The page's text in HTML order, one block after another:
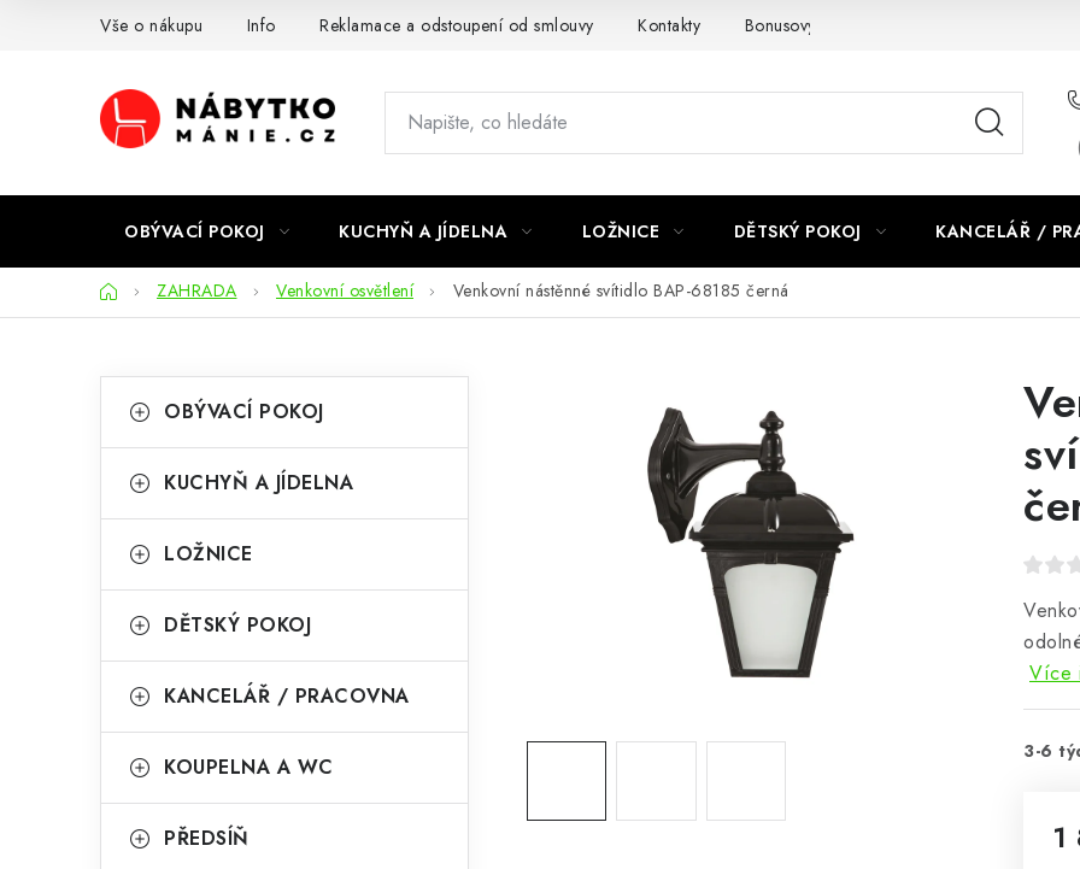
Vše o nákupu Info Reklamace a odstoupení od smlouvy Kontakty Bonusový program NBM+
OBÝVACÍ POKOJ KUCHYŇ A JÍDELNA LOŽNICE DĚTSKÝ POKOJ KANCELÁŘ /
DomůZAHRADA Venkovní osvětlení Venkovní nástěnné svítidlo BAP-68185 černá
o
t
r
n
n
p
kategorie
a
e
o
i
OBÝVACÍ POKOJ
KUCHYŇ A JÍDELNA
LOŽNICE
DĚTSKÝ POKOJ
KANCELÁŘ / PRACOVNA
KOUPELNA A WC
PŘEDSÍŇ
Více
3-6
1